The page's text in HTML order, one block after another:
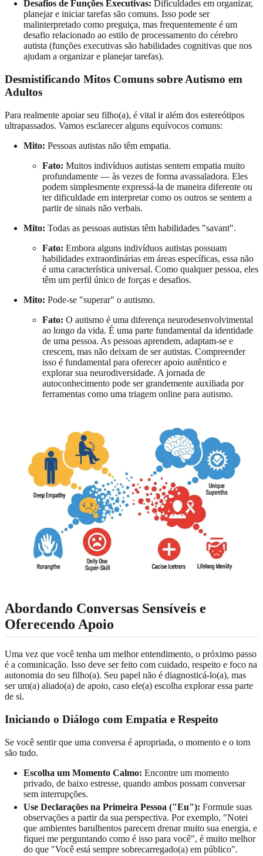
Desafios de Funções Executivas: Dificuldades em organizar,
planejar e iniciar tarefas são comuns. Isso pode ser
malinterpretado como preguiça, mas frequentemente é um
desafio relacionado ao estilo de processamento do cérebro
autista (funções executivas são habilidades cognitivas que nos
ajudam a organizar e planejar tarefas).
Desmistificando Mitos Comuns sobre Autismo em
Adultos
Para realmente apoiar seu filho(a), é vital ir além dos estereótipos
ultrapassados. Vamos esclarecer alguns equívocos comuns:
Mito: Pessoas autistas não têm empatia.
Fato: Muitos indivíduos autistas sentem empatia muito
profundamente — às vezes de forma avassaladora. Eles
podem simplesmente expressá-la de maneira diferente ou
ter dificuldade em interpretar como os outros se sentem a
partir de sinais não verbais.
Mito: Todas as pessoas autistas têm habilidades "savant".
Fato: Embora alguns indivíduos autistas possuam
habilidades extraordinárias em áreas específicas, essa não
é uma característica universal. Como qualquer pessoa, eles
têm um perfil único de forças e desafios.
Mito: Pode-se "superar" o autismo.
Fato: O autismo é uma diferença neurodesenvolvimental
ao longo da vida. É uma parte fundamental da identidade
de uma pessoa. As pessoas aprendem, adaptam-se e
crescem, mas não deixam de ser autistas. Compreender
isso é fundamental para oferecer apoio autêntico e
explorar sua neurodiversidade. A jornada de
autoconhecimento pode ser grandemente auxiliada por
ferramentas como uma triagem online para autismo.
Abordando Conversas Sensíveis e
Oferecendo Apoio
Uma vez que você tenha um melhor entendimento, o próximo passo
é a comunicação. Isso deve ser feito com cuidado, respeito e foco na
autonomia do seu filho(a). Seu papel não é diagnosticá-lo(a), mas
ser um(a) aliado(a) de apoio, caso ele(a) escolha explorar essa parte
de si.
Iniciando o Diálogo com Empatia e Respeito
Se você sentir que uma conversa é apropriada, o momento e o tom
são tudo.
Escolha um Momento Calmo: Encontre um momento
privado, de baixo estresse, quando ambos possam conversar
sem interrupções.
Use Declarações na Primeira Pessoa ("Eu"): Formule suas
observações a partir da sua perspectiva. Por exemplo, "Notei
que ambientes barulhentos parecem drenar muito sua energia, e
fiquei me perguntando como é isso para você", é muito melhor
do que "Você está sempre sobrecarregado(a) em público".